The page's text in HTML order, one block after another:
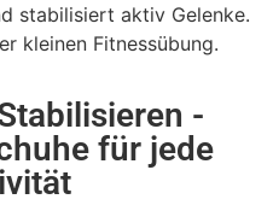
stabilisiert aktiv Gelenke.
kleinen Fitnessübung.
-
für jede